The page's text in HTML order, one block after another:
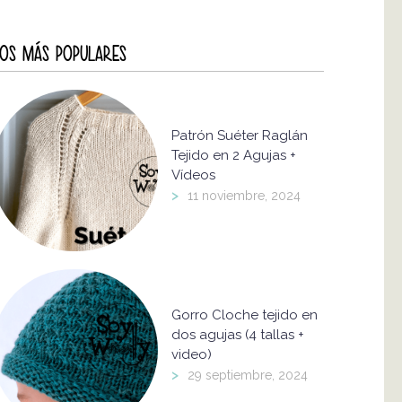
MÁS POPULARES
Patrón Suéter Raglán
Tejido en 2 Agujas +
Vídeos
> 11 noviembre, 2024
Gorro Cloche tejido en
dos agujas (4 tallas +
video)
> 29 septiembre, 2024